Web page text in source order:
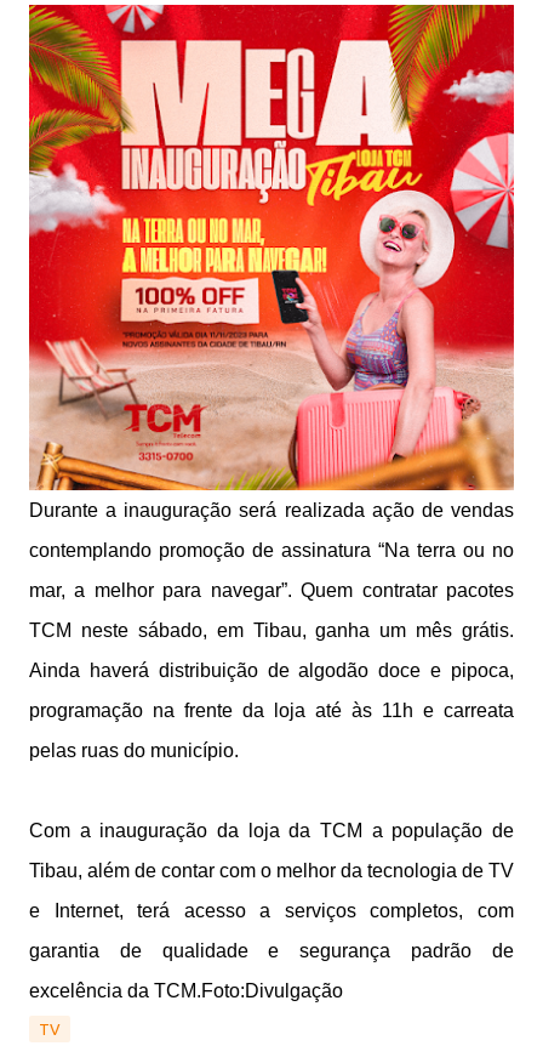
Durante a inauguração será realizada ação de vendas
contemplando promoção de assinatura “Na terra ou no
mar, a melhor para navegar”. Quem contratar pacotes
TCM neste sábado, em Tibau, ganha um mês grátis.
Ainda haverá distribuição de algodão doce e pipoca,
programação na frente da loja até às 11h e carreata
pelas ruas do município.
Com a inauguração da loja da TCM a população de
Tibau, além de contar com o melhor da tecnologia de TV
e Internet, terá acesso a serviços completos, com
garantia de qualidade e segurança padrão de
excelência da TCM.Foto:Divulgação
TV